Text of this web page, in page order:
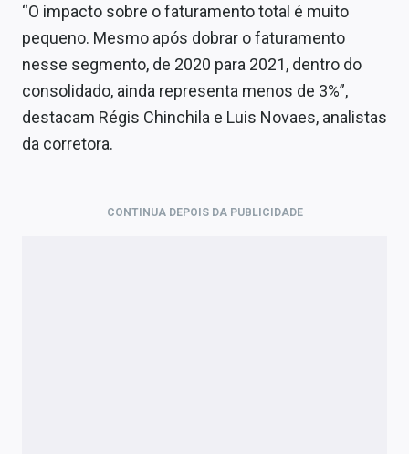
“O impacto sobre o faturamento total é muito
pequeno. Mesmo após dobrar o faturamento
nesse segmento, de 2020 para 2021, dentro do
consolidado, ainda representa menos de 3%”,
destacam Régis Chinchila e Luis Novaes, analistas
da corretora.
CONTINUA DEPOIS DA PUBLICIDADE